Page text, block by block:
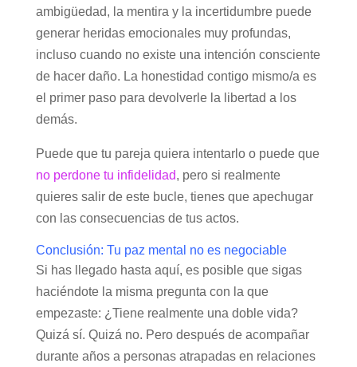
ambigüedad, la mentira y la incertidumbre puede
generar heridas emocionales muy profundas,
incluso cuando no existe una intención consciente
de hacer daño. La honestidad contigo mismo/a es
el primer paso para devolverle la libertad a los
demás.
Puede que tu pareja quiera intentarlo o puede que
no perdone tu infidelidad, pero si realmente
quieres salir de este bucle, tienes que apechugar
con las consecuencias de tus actos.
Conclusión: Tu paz mental no es negociable
Si has llegado hasta aquí, es posible que sigas
haciéndote la misma pregunta con la que
empezaste: ¿Tiene realmente una doble vida?
Quizá sí. Quizá no. Pero después de acompañar
durante años a personas atrapadas en relaciones